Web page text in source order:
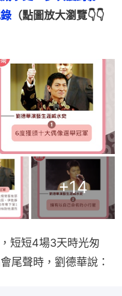
（點圖放大瀏覽👇👇
+14
短短4場3天時光匆
尾聲時，劉德華說：